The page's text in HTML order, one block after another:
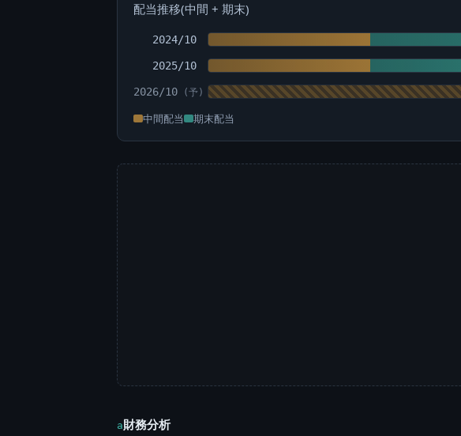
配当推移(中間 + 期末)
2024/10
2025/10
2026/10
中間配当 期末配当
a財務分析